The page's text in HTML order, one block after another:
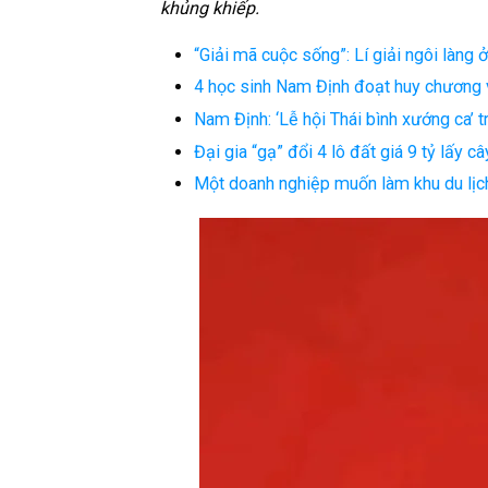
khủng khiếp.
“Giải mã cuộc sống”: Lí giải ngôi làng
4 học sinh Nam Định đoạt huy
Nam Định: ‘Lễ hội Thái bình xướng
Đại gia “gạ” đổi 4 lô đất giá 9 tỷ lấy
Một doanh nghiệp muốn làm khu du